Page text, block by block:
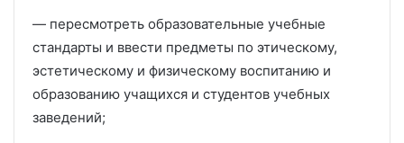
— пересмотреть образовательные учебные
стандарты и ввести предметы по этическому,
эстетическому и физическому воспитанию и
образованию учащихся и студентов учебных
заведений;